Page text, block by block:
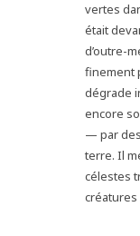
vertes
était
d’outre-
finement
dégrade
encore
— par
terre. Il
célestes
créatures